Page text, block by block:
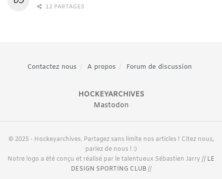
12 PARTAGES
Contactez nous A propos Forum de discussion
HOCKEYARCHIVES
Mastodon
© 2025 - Hockeyarchives. Partagez sans limite nos articles ! Citez nous,
parlez de nous ! :)
Notre logo a été conçu et réalisé par le talentueux Sébastien Jarry // LE
DESIGN SPORTING CLUB//